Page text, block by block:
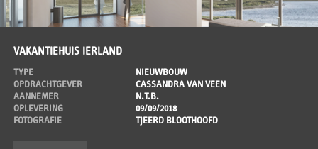
VAKANTIEHUIS IERLAND
TYPE
NIEUWBOUW
OPDRACHTGEVER
CASSANDRA VAN VEEN
AANNEMER
N.T.B.
OPLEVERING
09/09/2018
FOTOGRAFIE
TJEERD BLOOTHOOFD